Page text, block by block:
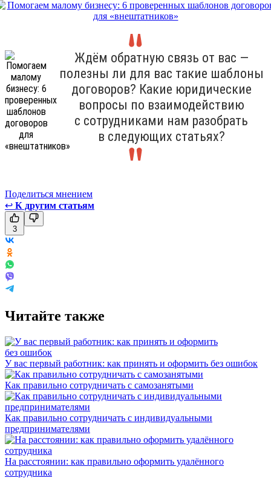
Ждём обратную связь от вас —
полезны ли для вас такие шаблоны
договоров? Какие юридические
вопросы по взаимодействию
с сотрудниками нам разобрать
в следующих статьях?
Поделиться мнением
↩ К другим статьям
3
Читайте также
У вас первый работник: как принять и оформить без ошибок
Как правильно сотрудничать с самозанятыми
Как правильно сотрудничать с индивидуальными
предпринимателями
На расстоянии: как правильно оформить удалённого
сотрудника